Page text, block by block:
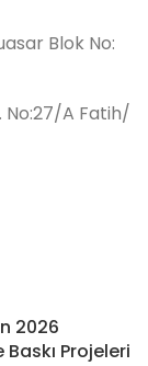
Blok No:
No:27/A Fatih/
2026
Projeleri